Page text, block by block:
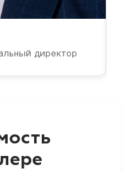
директор